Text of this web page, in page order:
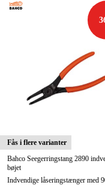
Fås i flere varianter
Bahco Seegerringstang 2890
bøjet